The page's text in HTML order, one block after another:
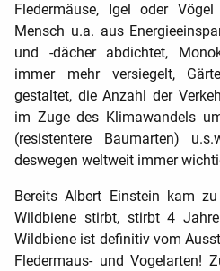
Fledermäuse, Igel oder
Mensch u.a. aus
und -dächerabdichtet,
immer mehr versiegelt,
gestaltet, die Anzahl der
im Zuge des Klimawandels
(resistentere Baumarten)
deswegen weltweit immer
Bereits Albert Einstein kam
Wildbiene stirbt, stirbt 4
Wildbiene ist definitiv vom
Fledermaus- und Vogelarten!